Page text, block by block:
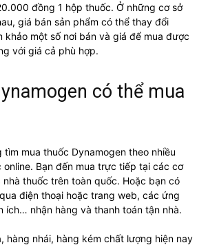
đồng 1 hộp thuốc. Ở những cơ sở
giá bán sản phẩm có thể thay đổi
khảo một số nơi bán và giá để mua được
với giá cả phù hợp.
có thể mua
tìm mua thuốc Dynamogen theo nhiều
Bạn đến mua trực tiếp tại các cơ
nhà thuốc trên toàn quốc. Hoặc bạn có
điện thoại hoặc trang web, các ứng
ích… nhận hàng và thanh toán tận nhà.
hàng nhái, hàng kém chất lượng hiện nay